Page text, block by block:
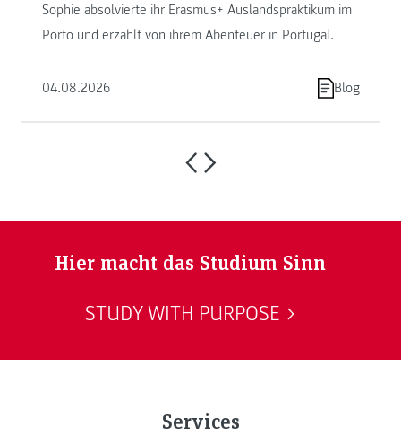
Sophie absolvierte ihr Erasmus+ Auslandspraktikum im
Porto und erzählt von ihrem Abenteuer in Portugal.
04.08.2026 Blog
Hier macht das Studium Sinn
STUDY WITH PURPOSE
Services